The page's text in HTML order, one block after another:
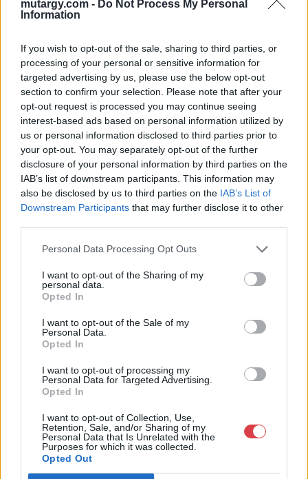
mutargy.com - Do Not Process My Personal
Information
If you wish to opt-out of the sale, sharing to third parties, or
processing of your personal or sensitive information for
targeted advertising by us, please use the below opt-out
section to confirm your selection. Please note that after your
opt-out request is processed you may continue seeing
interest-based ads based on personal information utilized by
us or personal information disclosed to third parties prior to
your opt-out. You may separately opt-out of the further
disclosure of your personal information by third parties on the
IAB’s list of downstream participants. This information may
also be disclosed by us to third parties on the IAB’s List of
Downstream Participants that may further disclose it to other
Personal Data Processing Opt Outs
I want to opt-out of the Sharing of my
personal data.
Opted In
I want to opt-out of the Sale of my
Personal Data.
Opted In
I want to opt-out of processing my
Personal Data for Targeted Advertising.
Opted In
I want to opt-out of Collection, Use,
Retention, Sale, and/or Sharing of my
Personal Data that Is Unrelated with the
Purposes for which it was collected.
Opted Out
Aukció dátuma: 2017.12.05
Aukció helye: Budapest, Balaton utca 8.
Tételszám: 10
Eladó adatai
Eladó: Nagyházi Galéria és
Aukciósház
Cím: Müller Márta
Nagyházi Galéria és Aukciósház
Kft.
1055 Budapest, Balaton utca 8.
4756005
Weboldal:
http://www.nagyhazi.hu
Bemutatkozás: Magas színvonalú festmények és műtárgyak,
bútorok, szőnyegek, üveg, porcelán és ezüst tárgyak, ékszerek,
néprajzi tárgyak értékesítése és aukcionálása. Hagyatékok és
gyűjtemények árverezése. Ingyenes értékbecslés. Árveréseinkre
GALÉRIA TOVÁBBI MŰTÁRGYAI